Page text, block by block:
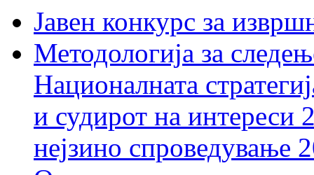
Јавен конкурс за
Методологија за
Националната
и судирот на интереси
нејзино спроведување